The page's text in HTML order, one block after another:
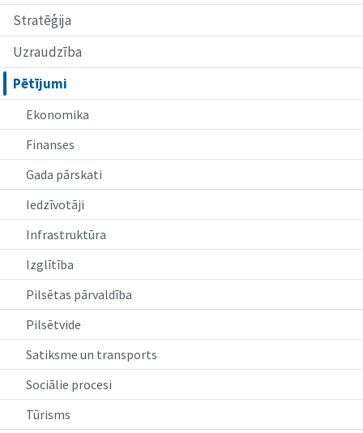
Stratēģija
Uzraudzība
Pētījumi
Ekonomika
Finanses
Gada pārskati
Iedzīvotāji
Infrastruktūra
Izglītība
Pilsētas pārvaldība
Pilsētvide
Satiksme un transports
Sociālie procesi
Tūrisms